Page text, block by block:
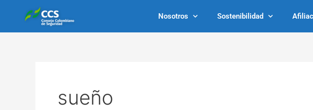
Nosotros Sostenibilidad
sueño